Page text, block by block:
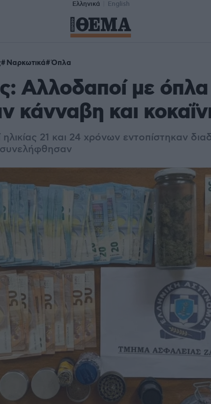
Ελληνικά English
Ναρκωτικά Όπλα
Αλλοδαποί με όπλα
κάνναβη και
21 και 24 χρόνων εντοπίστηκαν
συνελήφθησαν